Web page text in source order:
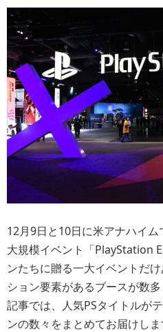
12月9日と10日に米アナハイ
大規模イベント「PlayStation
ンたちに贈る一大イベントだ
ション要素があるブースが数
記事では、人気PSタイトルが
ンの数々をまとめてお届けしま